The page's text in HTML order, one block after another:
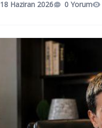
18 Haziran 2026 0 Yorum